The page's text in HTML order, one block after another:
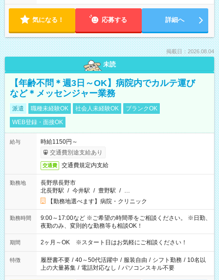
気になる！ 応募する 詳細へ
掲載日：2026.08.04
未読
【年齢不問＊週3日～OK】病院内でカルテ運び
など＊メッセンジャー業務
派遣 職種未経験OK 社会人未経験OK
ブランクOK
WEB登録・面接OK
給与
時給1150円～
交通費別途支給あり
交通費 交通費規定内支給
勤務地
長野県長野市
北長野駅 / 今井駅 / 豊野駅 / …
【勤務地選べます】病院・クリニック
勤務時間
9:00～17:00など ※ご希望の時間帯をご相談ください。 ※日勤、
夜勤のみ、変則的な勤務等も相談OK！
期間 2ヶ月～OK ※スタート日はお気軽にご相談ください！
特徴 履歴書不要 / 40～50代活躍中 / 服装自由 / シフト勤務 / 10名以
上の大量募集 / 電話対応なし / パソコンスキル不要